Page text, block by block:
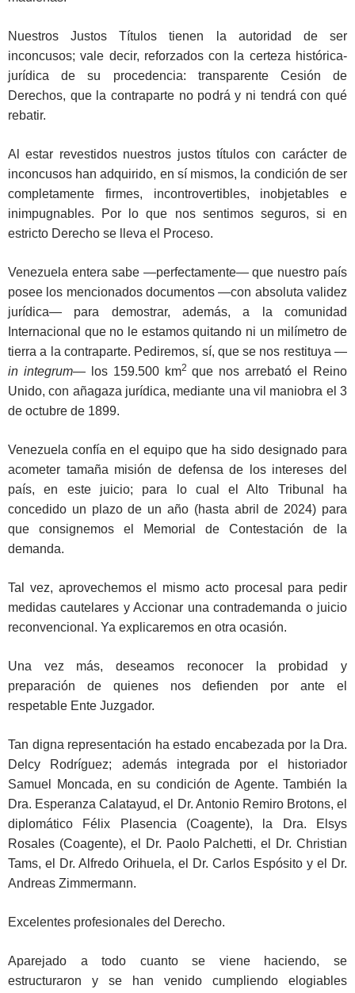
Nuestros Justos Títulos tienen la autoridad de ser
inconcusos; vale decir, reforzados con la certeza histórica-
jurídica de su procedencia: transparente Cesión de
Derechos, que la contraparte no podrá y ni tendrá con qué
rebatir.
Al estar revestidos nuestros justos títulos con carácter de
inconcusos han adquirido, en sí mismos, la condición de ser
completamente firmes, incontrovertibles, inobjetables e
inimpugnables. Por lo que nos sentimos seguros, si en
estricto Derecho se lleva el Proceso.
Venezuela entera sabe —perfectamente— que nuestro país
posee los mencionados documentos —con absoluta validez
jurídica— para demostrar, además, a la comunidad
Internacional que no le estamos quitando ni un milímetro de
tierra a la contraparte. Pediremos, sí, que se nos restituya —
in integrum— los 159.500 km2 que nos arrebató el Reino
Unido, con añagaza jurídica, mediante una vil maniobra el 3
de octubre de 1899.
Venezuela confía en el equipo que ha sido designado para
acometer tamaña misión de defensa de los intereses del
país, en este juicio; para lo cual el Alto Tribunal ha
concedido un plazo de un año (hasta abril de 2024) para
que consignemos el Memorial de Contestación de la
demanda.
Tal vez, aprovechemos el mismo acto procesal para pedir
medidas cautelares y Accionar una contrademanda o juicio
reconvencional. Ya explicaremos en otra ocasión.
Una vez más, deseamos reconocer la probidad y
preparación de quienes nos defienden por ante el
respetable Ente Juzgador.
Tan digna representación ha estado encabezada por la Dra.
Delcy Rodríguez; además integrada por el historiador
Samuel Moncada, en su condición de Agente. También la
Dra. Esperanza Calatayud, el Dr. Antonio Remiro Brotons, el
diplomático Félix Plasencia (Coagente), la Dra. Elsys
Rosales (Coagente), el Dr. Paolo Palchetti, el Dr. Christian
Tams, el Dr. Alfredo Orihuela, el Dr. Carlos Espósito y el Dr.
Andreas Zimmermann.
Excelentes profesionales del Derecho.
Aparejado a todo cuanto se viene haciendo, se
estructuraron y se han venido cumpliendo elogiables